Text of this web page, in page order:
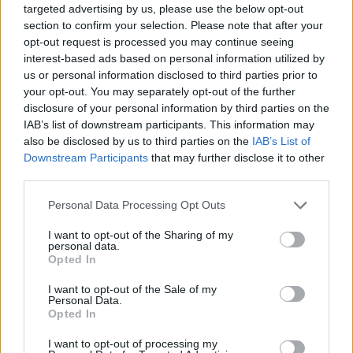
targeted advertising by us, please use the below opt-out
section to confirm your selection. Please note that after your
opt-out request is processed you may continue seeing
interest-based ads based on personal information utilized by
us or personal information disclosed to third parties prior to
your opt-out. You may separately opt-out of the further
disclosure of your personal information by third parties on the
IAB’s list of downstream participants. This information may
also be disclosed by us to third parties on the IAB’s List of
Downstream Participants that may further disclose it to other
Personal Data Processing Opt Outs
I want to opt-out of the Sharing of my
personal data.
Opted In
I want to opt-out of the Sale of my
Personal Data.
Opted In
I want to opt-out of processing my
permanenti, ossia che rimangono sul disco
fisso, anche una volta chiuso il browser;
temporanei o di sessione, che sono
memorizzati unicamente per la durata della
navigazione e vengono cancellati dal
computer con la chiusura del browser;
I cookies utilizzati sono una combinazione di
queste tre tipologie: alcuni servono solo per
l’apertura e il mantenimento di una
sessione (cookies temporanei). In tal caso, la